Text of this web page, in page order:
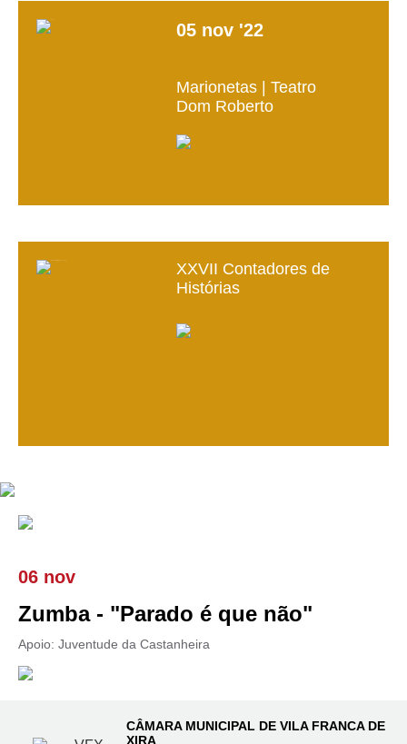
05 nov '22
Marionetas | Teatro
Dom Roberto
XXVII Contadores de
Histórias
06 nov
Zumba - "Parado é que não"
Apoio: Juventude da Castanheira
CÂMARA MUNICIPAL DE VILA FRANCA DE
XIRA